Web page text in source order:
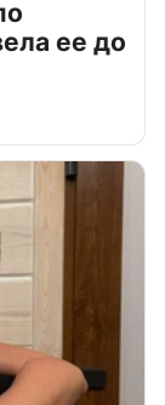
ее до